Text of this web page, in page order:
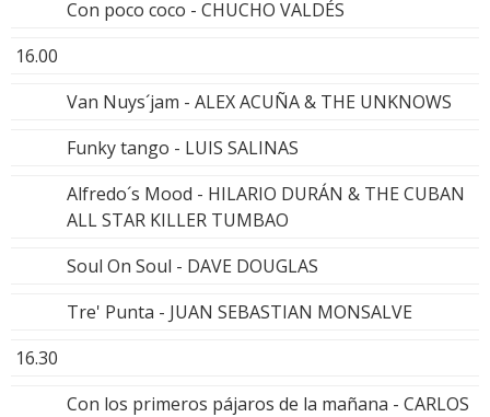
Con poco coco - CHUCHO VALDÉS
16.00
Van Nuys´jam - ALEX ACUÑA & THE UNKNOWS
Funky tango - LUIS SALINAS
Alfredo´s Mood - HILARIO DURÁN & THE CUBAN
ALL STAR KILLER TUMBAO
Soul On Soul - DAVE DOUGLAS
Tre' Punta - JUAN SEBASTIAN MONSALVE
16.30
Con los primeros pájaros de la mañana - CARLOS